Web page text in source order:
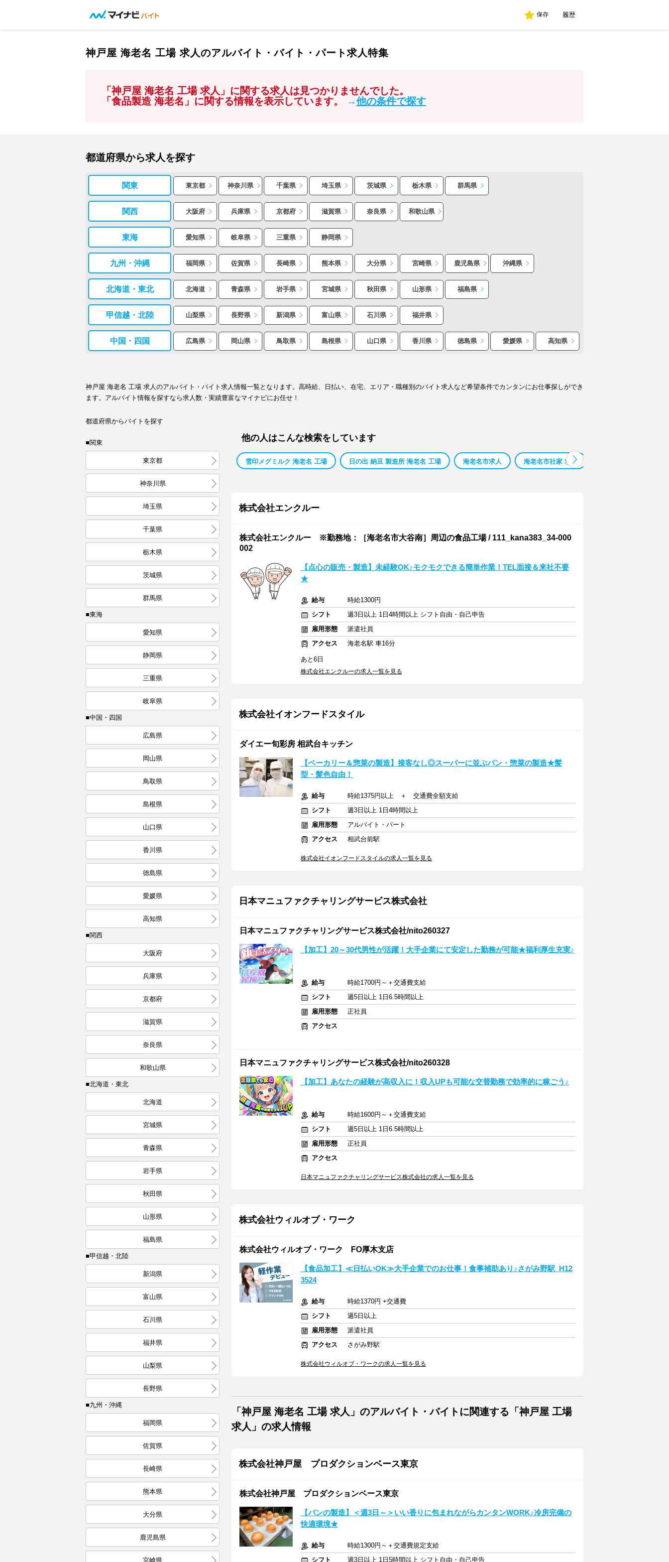
保存 履歴
神戸屋 海老名 工場 求人のアルバイト・バイト・パート求人特集
「神戸屋 海老名 工場 求人」に関する求人は見つかりませんでした。
「食品製造 海老名」に関する情報を表示しています。
→他の条件で探す
都道府県から求人を探す
関東 東京都 神奈川県 千葉県 埼玉県 茨城県 栃木県 群馬県
関西 大阪府 兵庫県 京都府 滋賀県 奈良県 和歌山県
東海 愛知県 岐阜県 三重県 静岡県
九州・沖縄 福岡県 佐賀県 長崎県 熊本県 大分県 宮崎県 鹿児島県 沖縄県
北海道・東北 北海道 青森県 岩手県 宮城県 秋田県 山形県 福島県
甲信越・北陸 山梨県 長野県 新潟県 富山県 石川県 福井県
中国・四国 広島県 岡山県 鳥取県 島根県 山口県 香川県 徳島県 愛媛県 高知県
神戸屋 海老名 工場 求人のアルバイト・バイト求人情報一覧となります。高時給、日払い、在宅、エリア・職種別のバイト求人など希望条件でカンタンにお仕事探しができ
ます。アルバイト情報を探すなら求人数・実績豊富なマイナビにお任せ！
都道府県からバイトを探す
■関東
東京都
神奈川県
埼玉県
千葉県
栃木県
茨城県
群馬県
■東海
愛知県
静岡県
三重県
岐阜県
■中国・四国
広島県
岡山県
鳥取県
島根県
山口県
香川県
徳島県
愛媛県
高知県
■関西
大阪府
兵庫県
京都府
滋賀県
奈良県
和歌山県
■北海道・東北
北海道
宮城県
青森県
岩手県
秋田県
山形県
福島県
■甲信越・北陸
新潟県
富山県
石川県
福井県
山梨県
長野県
■九州・沖縄
福岡県
佐賀県
長崎県
熊本県
大分県
鹿児島県
宮崎県
他の人はこんな検索をしています
雪印メグミルク 海老名 工場 日の出 納豆 製造所 海老名 工場 海老名市求人 海老名市社家 求人
株式会社エンクルー
株式会社エンクルー ※勤務地：［海老名市大谷南］周辺の食品工場 / 111_kana383_34-000
002
【点心の販売・製造】未経験OK♪モクモクできる簡単作業！TEL面接＆来社不要
★
給与
時給1300円
シフト
週3日以上 1日4時間以上 シフト自由・自己申告
雇用形態
派遣社員
アクセス
海老名駅 車16分
あと6日
株式会社エンクルーの求人一覧を見る
株式会社イオンフードスタイル
ダイエー旬彩房 相武台キッチン
【ベーカリー＆惣菜の製造】接客なし◎スーパーに並ぶパン・惣菜の製造★髪
型・髪色自由！
給与
時給1375円以上 ＋ 交通費全額支給
シフト
週3日以上 1日4時間以上
雇用形態
アルバイト・パート
アクセス
相武台前駅
株式会社イオンフードスタイルの求人一覧を見る
日本マニュファクチャリングサービス株式会社
日本マニュファクチャリングサービス株式会社/nito260327
【加工】20～30代男性が活躍！大手企業にて安定した勤務が可能★福利厚生充実♪
給与
時給1700円～＋交通費支給
シフト
週5日以上 1日6.5時間以上
雇用形態
正社員
アクセス
日本マニュファクチャリングサービス株式会社/nito260328
【加工】あなたの経験が高収入に！収入UPも可能な交替勤務で効率的に稼ごう♪
給与
時給1600円～＋交通費支給
シフト
週5日以上 1日6.5時間以上
雇用形態
正社員
アクセス
日本マニュファクチャリングサービス株式会社の求人一覧を見る
株式会社ウィルオブ・ワーク
株式会社ウィルオブ・ワーク FO厚木支店
【食品加工】≪日払いOK≫大手企業でのお仕事！食事補助あり♪さがみ野駅_H12
3524
給与
時給1370円 +交通費
シフト
週5日以上
雇用形態
派遣社員
アクセス
さがみ野駅
株式会社ウィルオブ・ワークの求人一覧を見る
「神戸屋 海老名 工場 求人」のアルバイト・バイトに関連する「神戸屋 工場
求人」の求人情報
株式会社神戸屋 プロダクションベース東京
株式会社神戸屋 プロダクションベース東京
【パンの製造】＜週3日～＞いい香りに包まれながらカンタンWORK♪冷房完備の
快適環境★
給与
時給1300円～＋交通費規定支給
シフト
週3日以上 1日5時間以上 シフト自由・自己申告